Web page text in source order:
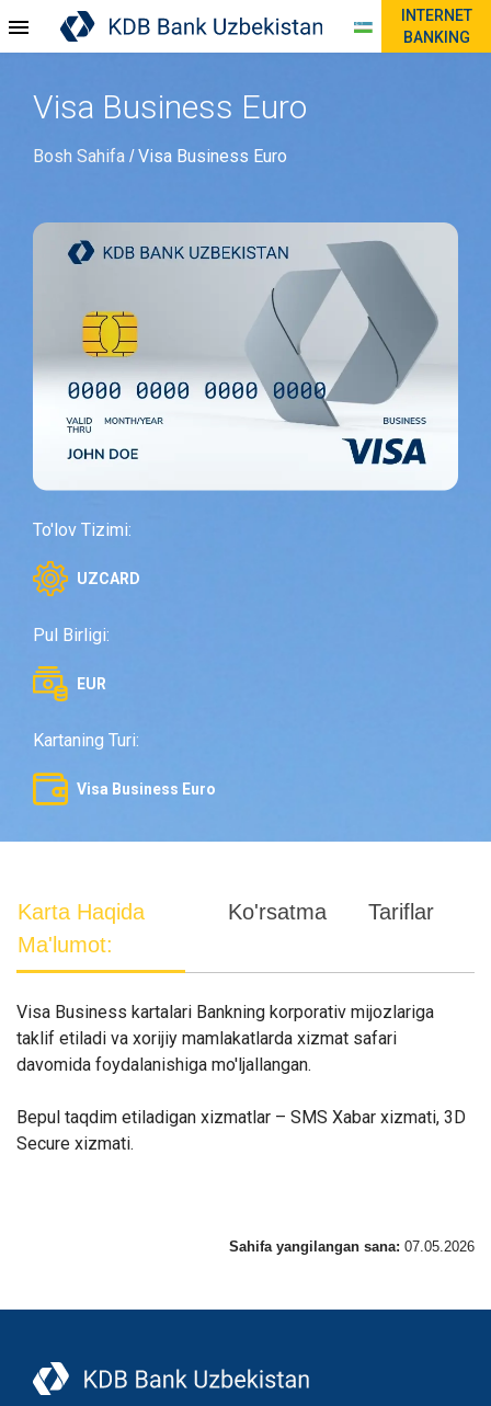
INTERNET
BANKING
Visa Business Euro
Bosh Sahifa /Visa Business Euro
To'lov Tizimi:
UZCARD
Pul Birligi:
EUR
Kartaning Turi:
Visa Business Euro
Karta Haqida
Ma'lumot:
Ko'rsatma Tariflar
Visa Business kartalari Bankning korporativ mijozlariga
taklif etiladi va xorijiy mamlakatlarda xizmat safari
davomida foydalanishiga mo'ljallangan.
Bepul taqdim etiladigan xizmatlar – SMS Xabar xizmati, 3D
Secure xizmati.
Sahifa yangilangan sana: 07.05.2026